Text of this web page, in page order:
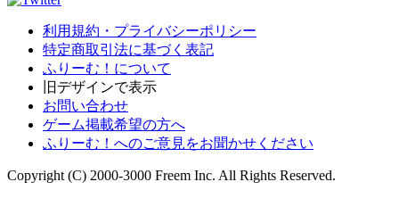
利用規約・プライバシーポリシー
特定商取引法に基づく表記
ふりーむ！について
旧デザインで表示
お問い合わせ
ゲーム掲載希望の方へ
ふりーむ！へのご意見をお聞かせください
Copyright (C) 2000-3000 Freem Inc. All Rights Reserved.